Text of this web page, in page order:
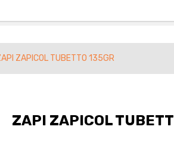
ZAPICOL TUBETTO 135GR
ZAPI ZAPICOL